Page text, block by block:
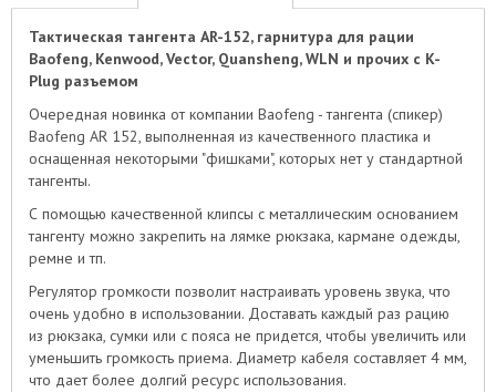
Тактическая тангента AR-152, гарнитура для рации
Baofeng, Kenwood, Vector, Quansheng, WLN и прочих с K-
Plug разъемом
Очередная новинка от компании Baofeng - тангента (спикер)
Baofeng AR 152, выполненная из качественного пластика и
оснащенная некоторыми "фишками", которых нет у стандартной
тангенты.
С помощью качественной клипсы с металлическим основанием
тангенту можно закрепить на лямке рюкзака, кармане одежды,
ремне и тп.
Регулятор громкости позволит настраивать уровень звука, что
очень удобно в использовании. Доставать каждый раз рацию
из рюкзака, сумки или с пояса не придется, чтобы увеличить или
уменьшить громкость приема. Диаметр кабеля составляет 4 мм,
что дает более долгий ресурс использования.